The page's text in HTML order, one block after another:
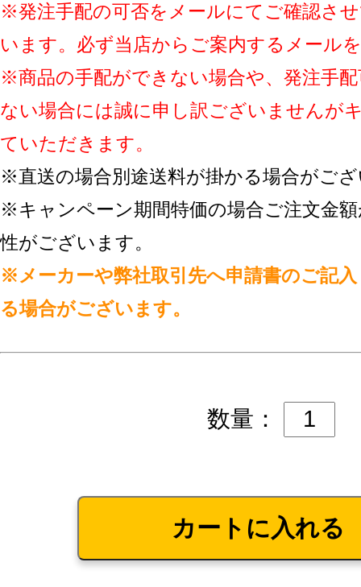
※発注手配の可否をメールにてご確認さ
います。必ず当店からご案内するメール
※商品の手配ができない場合や、発注手
ない場合には誠に申し訳ございませんが
ていただきます。
※直送の場合別途送料が掛かる場合がご
※キャンペーン期間特価の場合ご注文金
性がございます。
※メーカーや弊社取引先へ申請書のご記
る場合がございます。
数量：